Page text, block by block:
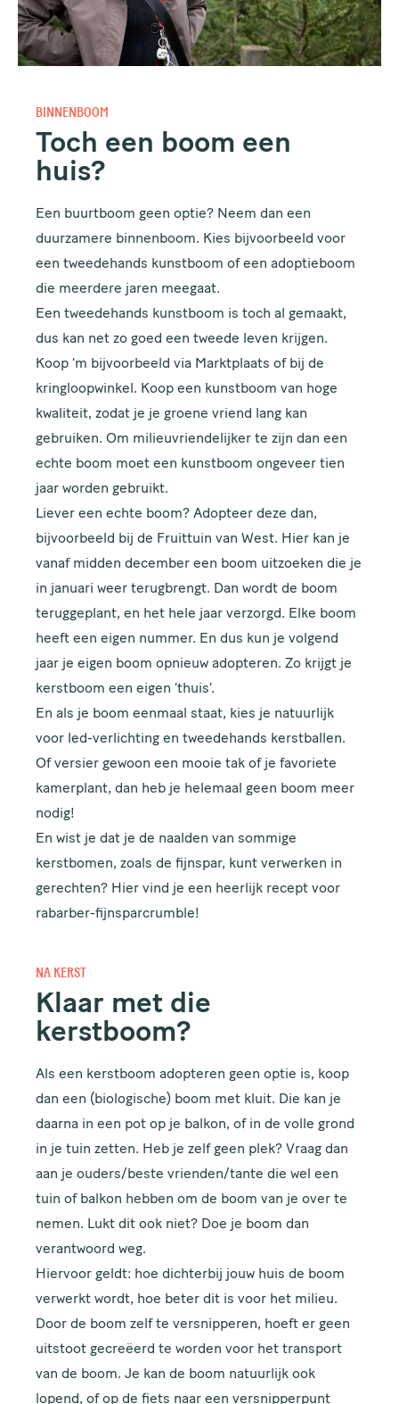
BINNENBOOM
Toch een boom een
huis?
Een buurtboom geen optie? Neem dan een
duurzamere binnenboom. Kies bijvoorbeeld voor
een tweedehands kunstboom of een adoptieboom
die meerdere jaren meegaat.
Een tweedehands kunstboom is toch al gemaakt,
dus kan net zo goed een tweede leven krijgen.
Koop ‘m bijvoorbeeld via Marktplaats of bij de
kringloopwinkel. Koop een kunstboom van hoge
kwaliteit, zodat je je groene vriend lang kan
gebruiken. Om milieuvriendelijker te zijn dan een
echte boom moet een kunstboom ongeveertien
jaar worden gebruikt.
Liever een echte boom?Adopteer deze dan,
bijvoorbeeld bij de Fruittuin van West. Hier kan je
vanaf midden december een boom uitzoeken die je
in januari weer terugbrengt. Dan wordt de boom
teruggeplant, en het hele jaar verzorgd. Elke boom
heeft een eigen nummer. En dus kun je volgend
jaar je eigen boom opnieuw adopteren. Zo krijgt je
kerstboom een eigen ‘thuis’.
En als je boom eenmaal staat, kies je natuurlijk
voor led-verlichting en tweedehands kerstballen.
Of versier gewoon een mooie tak of je favoriete
kamerplant, dan heb je helemaal geen boom meer
nodig!
En wist je dat je de naalden van sommige
kerstbomen, zoals de fijnspar, kunt verwerken in
gerechten? Hier vind je een heerlijk recept voor
rabarber-fijnsparcrumble!
NA KERST
Klaar met die
kerstboom?
Als een kerstboom adopteren geen optie is, koop
dan een (biologische) boom met kluit. Die kan je
daarna in een pot op je balkon, of in de volle grond
in je tuin zetten. Heb je zelf geen plek? Vraag dan
aan je ouders/beste vrienden/tante die wel een
tuin of balkon hebben om de boom van je over te
nemen. Lukt dit ook niet? Doe je boom dan
verantwoord weg.
Hiervoor geldt: hoe dichterbij jouw huis de boom
verwerkt wordt, hoe beter dit is voor het milieu.
Door de boom zelf te versnipperen, hoeft er geen
uitstoot gecreëerd te worden voor het transport
van de boom. Je kan de boom natuurlijk ook
lopend, of op de fiets naar een versnipperpunt